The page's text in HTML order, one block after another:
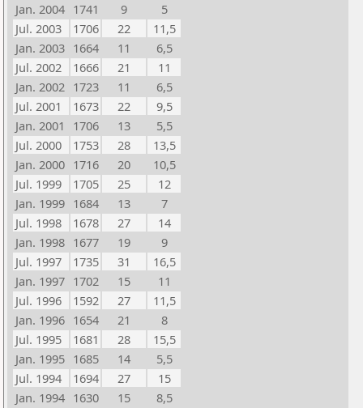
Jan. 2004 1741 9
5
Jul. 2003
1706 22
11,5
Jan. 2003 1664 11
6,5
Jul. 2002
1666 21
11
Jan. 2002 1723 11
6,5
Jul. 2001
1673 22
9,5
Jan. 2001
1706 13
5,5
Jul. 2000
1753 28
13,5
Jan. 2000 1716 20
10,5
Jul. 1999
1705 25
12
Jan. 1999 1684 13
7
Jul. 1998
1678 27
14
Jan. 1998 1677 19
9
Jul. 1997
1735 31
16,5
Jan. 1997 1702 15
11
Jul. 1996
1592 27
11,5
Jan. 1996 1654 21
8
Jul. 1995
1681 28
15,5
Jan. 1995 1685 14
5,5
Jul. 1994
1694 27
15
Jan. 1994 1630 15
8,5